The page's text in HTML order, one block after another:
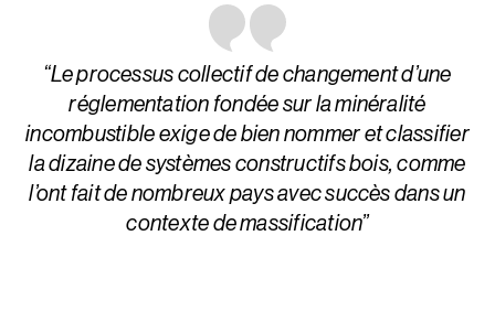
“Le processus collectif de changement d’une
réglementation fondée sur la minéralité
incombustible exige de bien nommer et classifier
la dizaine de systèmes constructifs bois, comme
l’ont fait de nombreux pays avec succès dans un
contexte de massification”